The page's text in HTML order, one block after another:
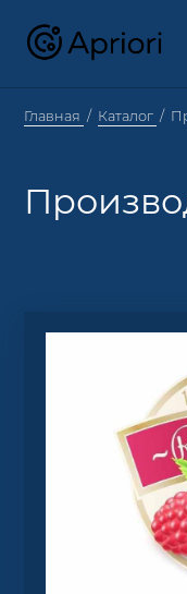
Главная Каталог